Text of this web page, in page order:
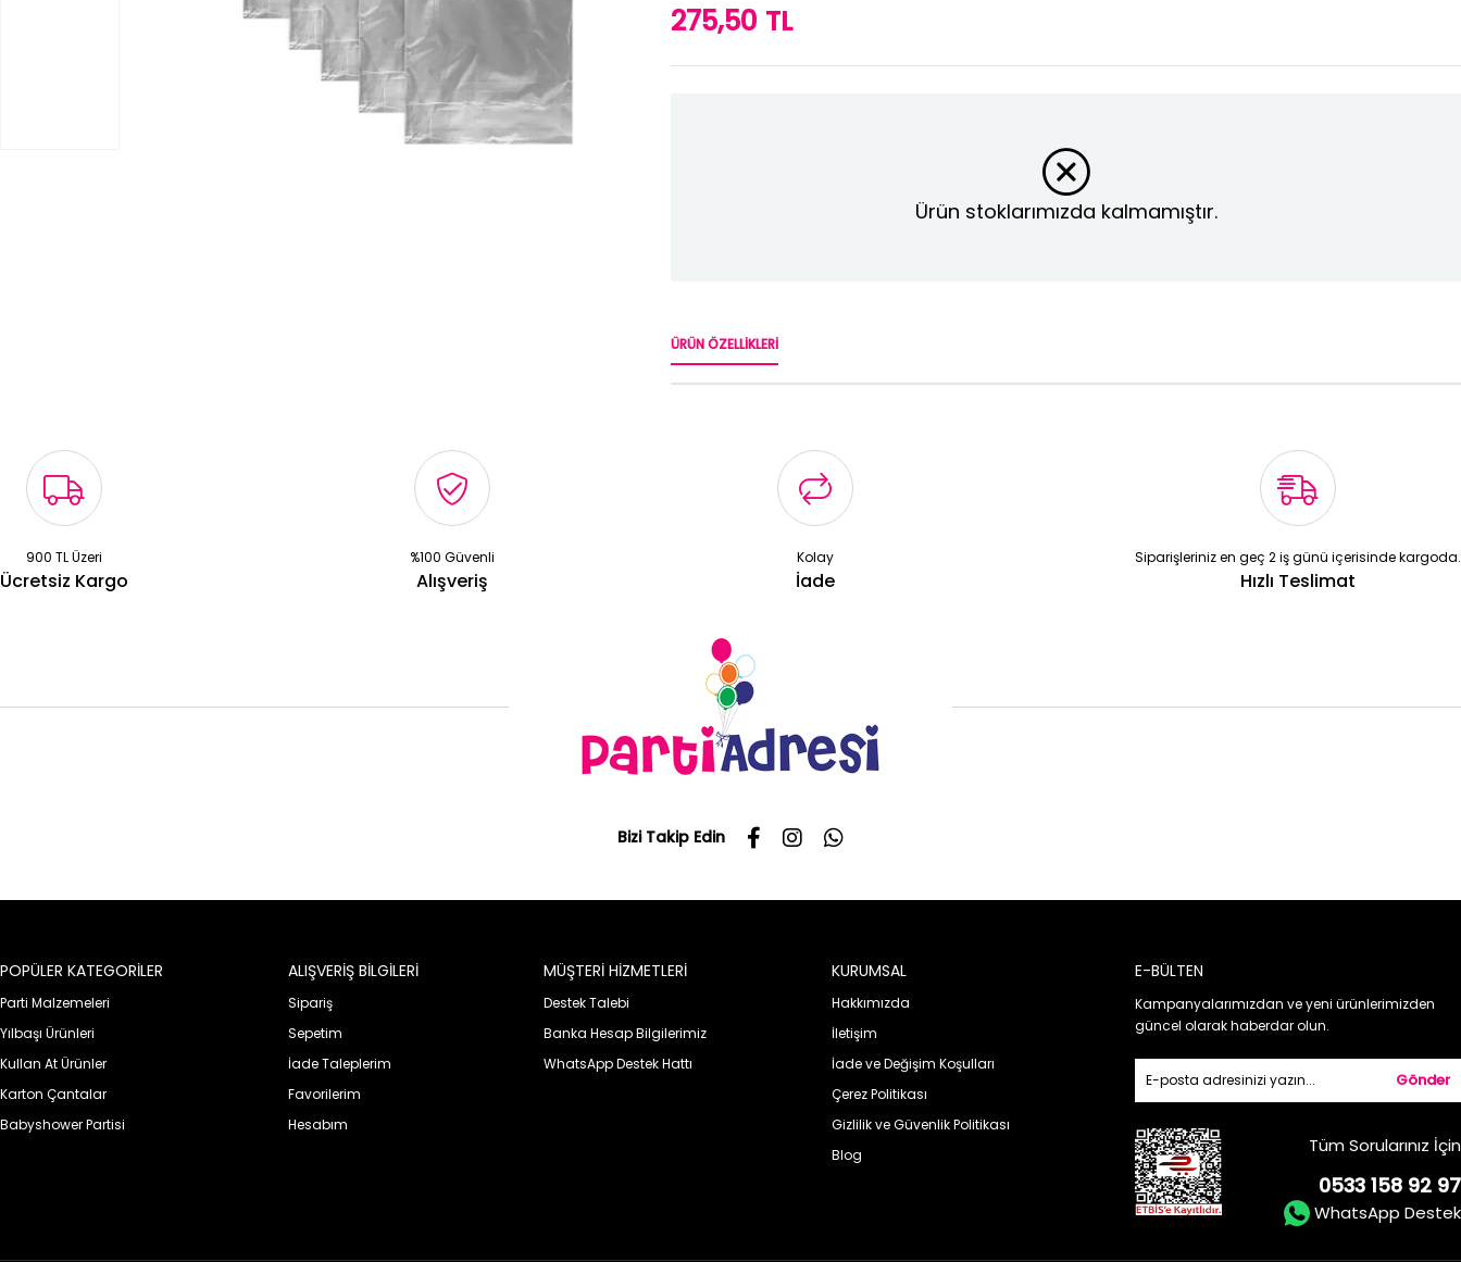
275,50 TL
Ürün stoklarımızda kalmamıştır.
ÜRÜN ÖZELLIKLERI
900 TL Üzeri
Ücretsiz Kargo
%100 Güvenli
Alışveriş
Kolay
İade
Siparişleriniz en geç 2 iş günü içerisinde kargoda.
Hızlı Teslimat
Bizi Takip Edin
POPÜLER KATEGORİLER
Parti Malzemeleri
Yılbaşı Ürünleri
Kullan At Ürünler
Karton Çantalar
Babyshower Partisi
ALIŞVERİŞ BİLGİLERİ
Sipariş
Sepetim
İade Taleplerim
Favorilerim
Hesabım
MÜŞTERİ HİZMETLERİ
Destek Talebi
Banka Hesap Bilgilerimiz
WhatsApp Destek Hattı
KURUMSAL
Hakkımızda
İletişim
İade ve Değişim Koşulları
Çerez Politikası
Gizlilik ve Güvenlik Politikası
Blog
E-BÜLTEN
Kampanyalarımızdan ve yeni ürünlerimizden
güncel olarak haberdar olun.
Gönder
Tüm Sorularınız İçin
0533 158 92 97
WhatsApp Destek